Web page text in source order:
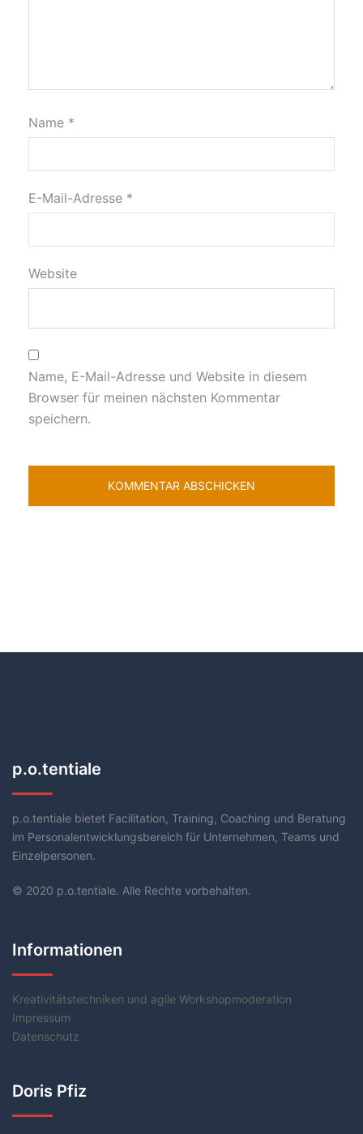
Name *
E-Mail-Adresse *
Website
Name, E-Mail-Adresse und Website in diesem
Browser für meinen nächsten Kommentar
speichern.
p.o.tentiale
p.o.tentiale bietet Facilitation, Training, Coaching und Beratung
im Personalentwicklungsbereich für Unternehmen, Teams und
Einzelpersonen.
© 2020 p.o.tentiale. Alle Rechte vorbehalten.
Informationen
Kreativitätstechniken und agile Workshopmoderation
Impressum
Datenschutz
Doris Pfiz